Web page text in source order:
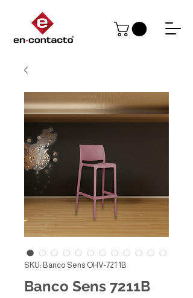
SKU: Banco Sens OHV-721 1B
Banco Sens 7211B